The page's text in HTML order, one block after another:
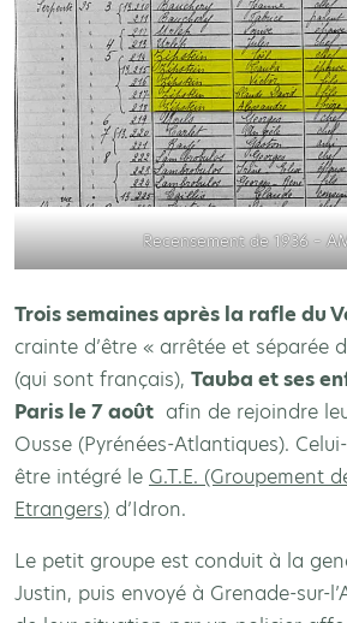
Recensement de 1936 –
Trois semaines après la rafle du
crainte d’être « arrêtée et séparée
(qui sont français), Tauba et ses
Paris le 7 août afin de rejoindre
Ousse (Pyrénées-Atlantiques).
être intégré le G.T.E. (Groupement
Etrangers) d’Idron.
Le petit groupe est conduit à la
Justin, puis envoyé à Grenade-sur-